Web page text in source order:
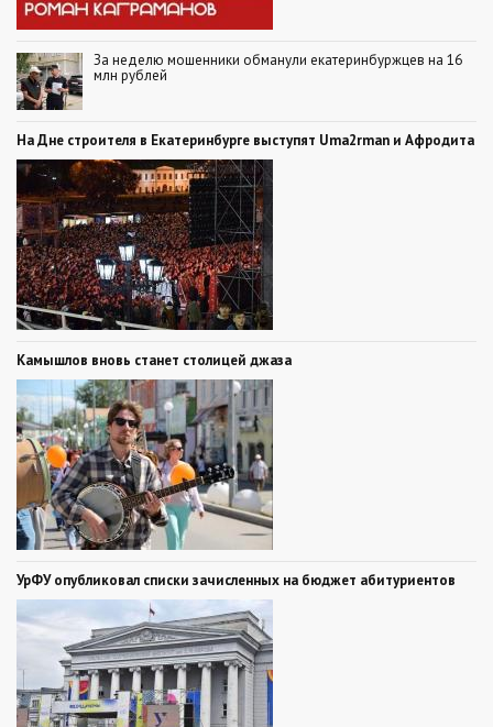
За неделю мошенники обманули екатеринбуржцев на 16
млн рублей
На Дне строителя в Екатеринбурге выступят Uma2rman и Афродита
Камышлов вновь станет столицей джаза
УрФУ опубликовал списки зачисленных на бюджет абитуриентов